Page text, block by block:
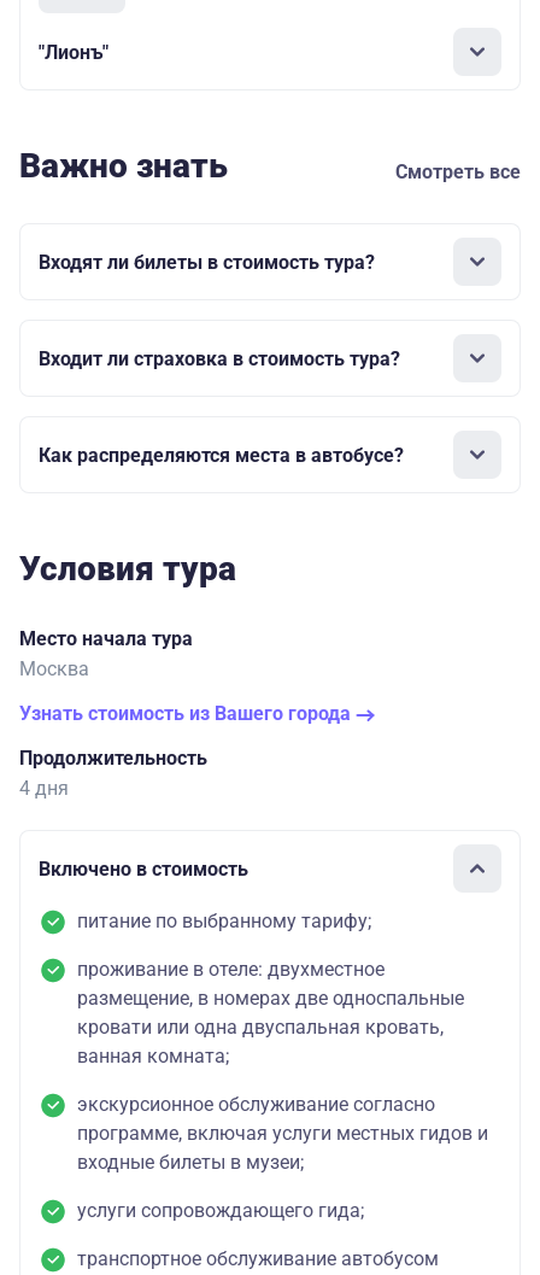
"Лионъ"
Важно знать Смотреть все
Входят ли билеты в стоимость тура?
Входит ли страховка в стоимость тура?
Как распределяются места в автобусе?
Условия тура
Место начала тура
Москва
Узнать стоимость из Вашего города
Продолжительность
4 дня
Включено в стоимость
питание по выбранному тарифу;
проживание в отеле: двухместное
размещение, в номерах две односпальные
кровати или одна двуспальная кровать,
ванная комната;
экскурсионное обслуживание согласно
программе, включая услуги местных гидов и
входные билеты в музеи;
услуги сопровождающего гида;
транспортное обслуживание автобусом